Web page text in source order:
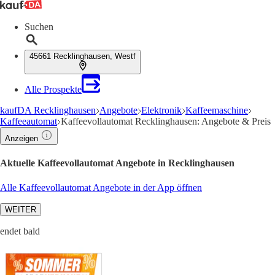
Suchen
45661 Recklinghausen, Westf
Alle Prospekte
kaufDA Recklinghausen Angebote Elektronik Kaffeemaschine
Kaffeeautomat Kaffeevollautomat Recklinghausen: Angebote & Preis
Anzeigen
Aktuelle Kaffeevollautomat Angebote in Recklinghausen
Alle Kaffeevollautomat Angebote in der App öffnen
WEITER
endet bald